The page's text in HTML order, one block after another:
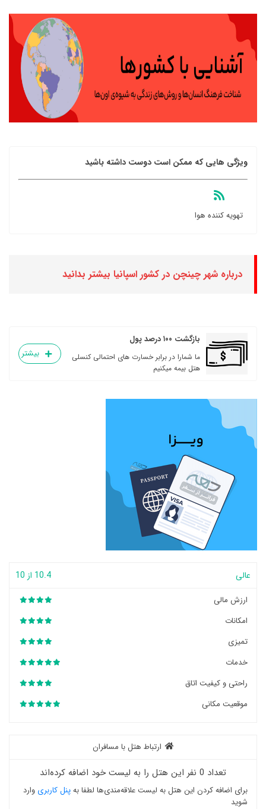
ویژگی هایی که ممکن است دوست داشته باشید
تهویه کننده هوا
درباره شهر چینچن در کشور اسپانیا بیشتر بدانید
بازگشت ۱۰۰ درصد پول
ما شمارا در برابر خسارت های احتمالی کنسلی
هتل بیمه میکنیم
بیشتر
عالی 10.4 از 10
ارزش مالی
امکانات
تمیزی
خدمات
راحتی و کیفیت اتاق
موقعیت مکانی
ارتباط هتل با مسافران
تعداد 0 نفر این هتل را به لیست خود اضافه کرده‌اند
برای اضافه کردن این هتل به لیست علاقه‌مندی‌ها لطفا بهپنل کاربری وارد
شوید